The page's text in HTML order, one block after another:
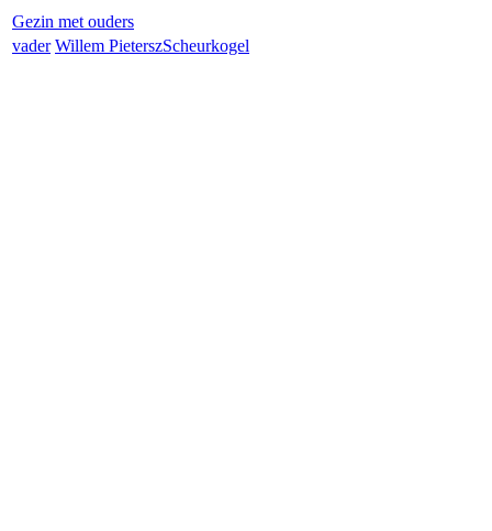
Gezin met ouders
vader Willem PieterszScheurkogel